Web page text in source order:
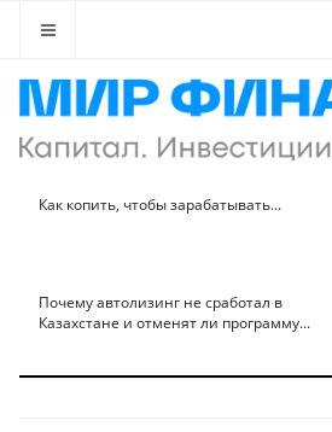
Как копить, чтобы зарабатывать...
Почему автолизинг не сработал в
Казахстане и отменят ли программу...